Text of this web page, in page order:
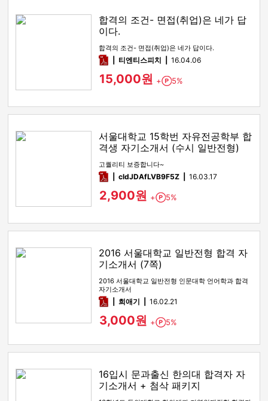
합격의 조건- 면접(취업)은 네가 답
이다.
합격의 조건- 면접(취업)은 네가 답이다.
pdf티엔티스피치 16.04.06
15,000원 + Point
5%
서울대학교 15학번 자유전공학부 합
격생 자기소개서 (수시 일반전형)
고퀄리티 보증합니다~
pdfcldJDAfLVB9F5Z 16.03.17
2,900원 + Point
5%
2016 서울대학교 일반전형 합격 자
기소개서 (7쪽)
2016 서울대학교 일반전형 인문대학 언어학과 합격
자기소개서
pdf희애기 16.02.21
3,000원 + Point
5%
16입시 문과출신 한의대 합격자 자
기소개서 + 첨삭 패키지